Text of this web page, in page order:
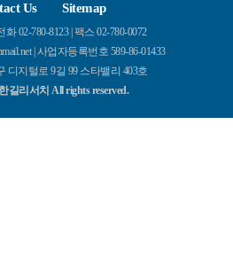
Us Sitemap
화 02-780-8123 | 팩스 02-780-0072
| 사업자등록번호 589-86-01433
디지털로 9길 99 스타밸리 403호
길리서치 All rights reserved.